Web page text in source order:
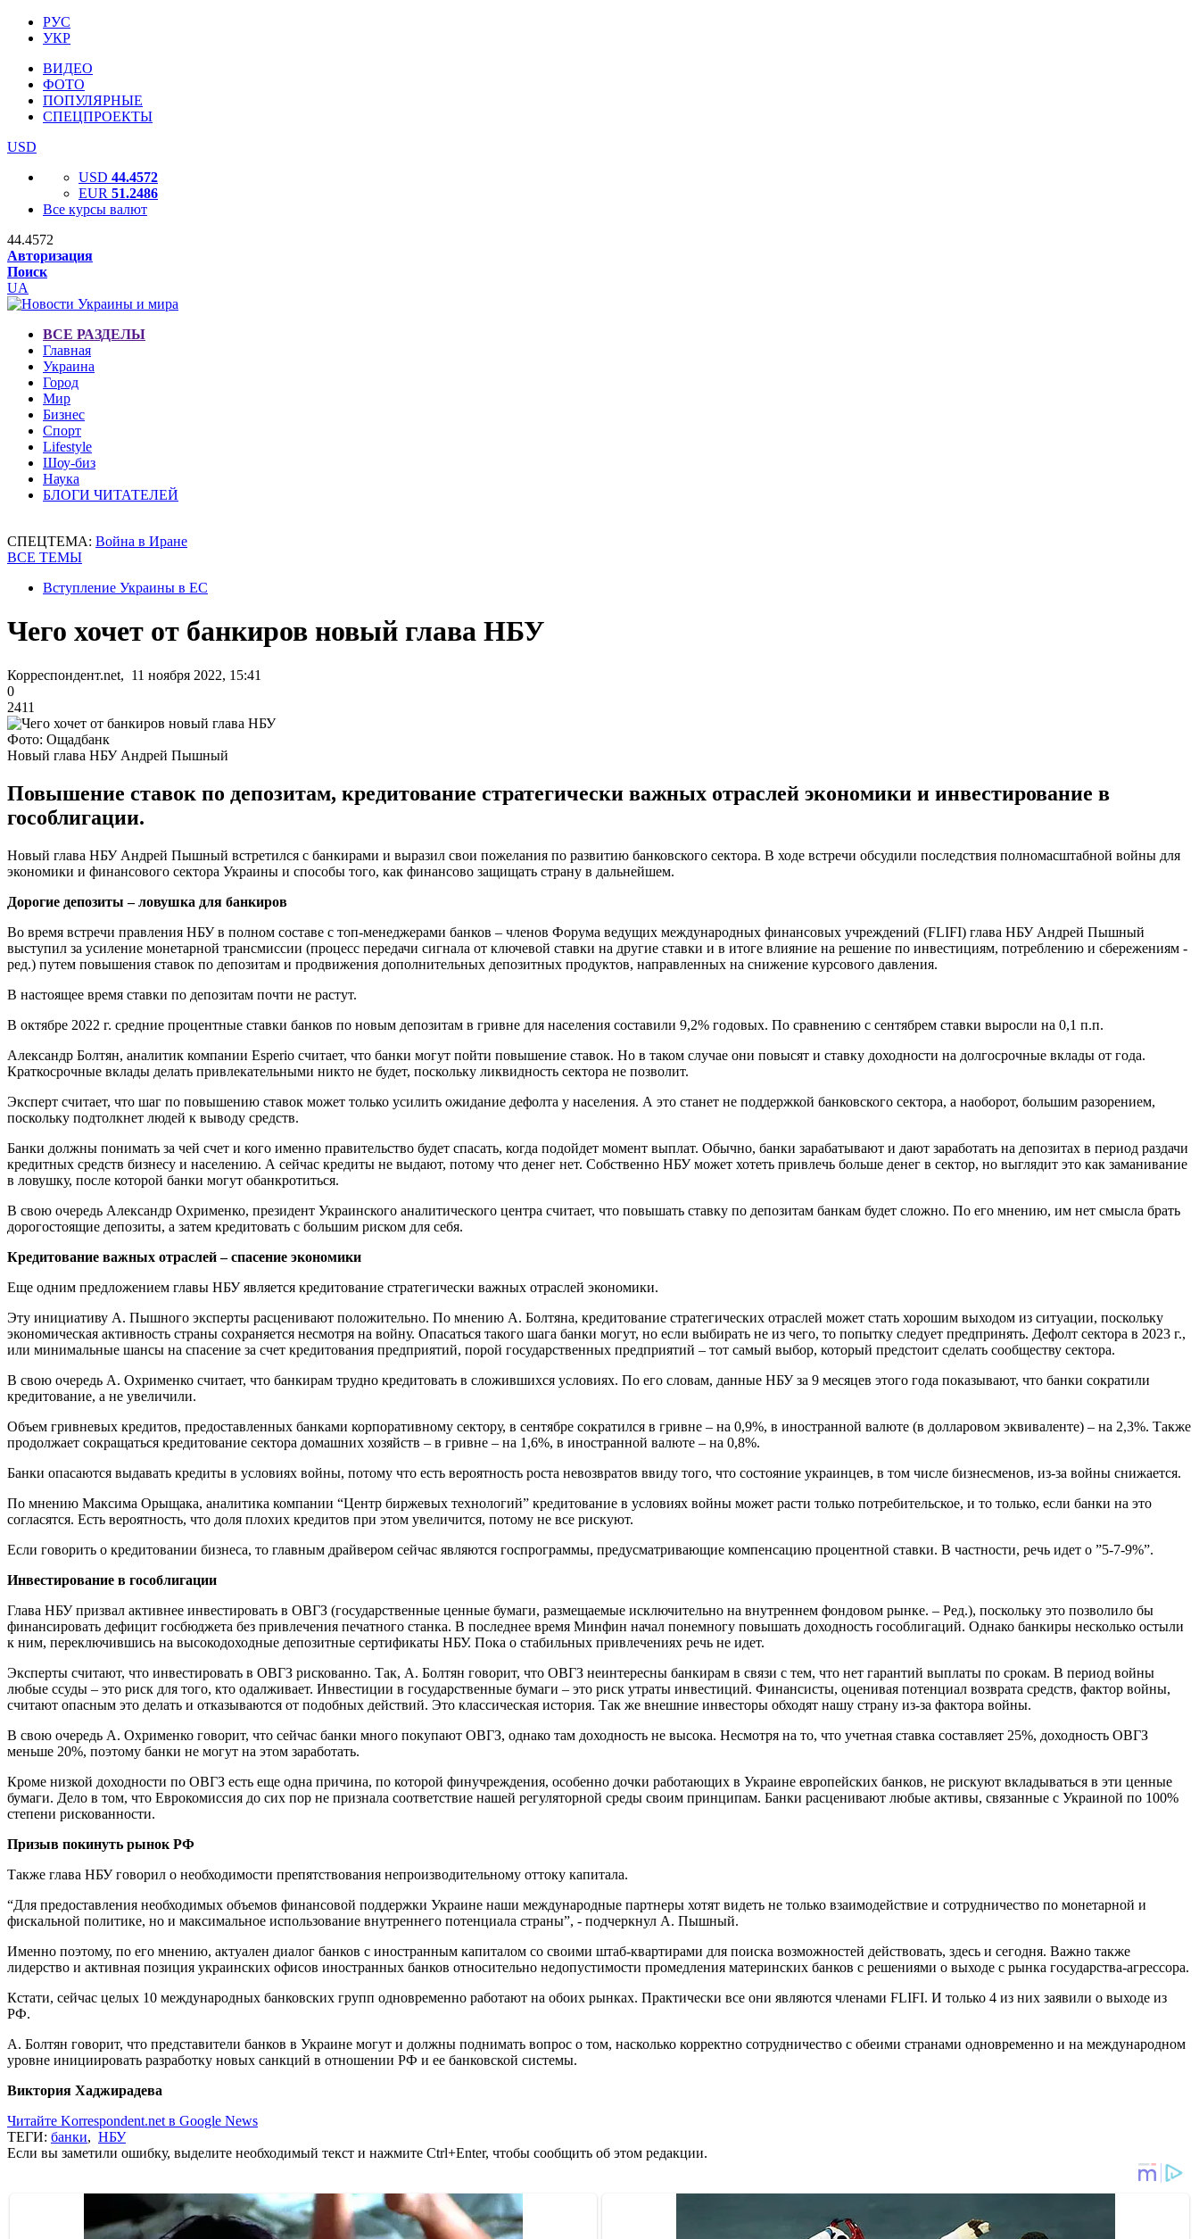
РУС
УКР
ВИДЕО
ФОТО
ПОПУЛЯРНЫЕ
СПЕЦПРОЕКТЫ
USD
USD 44.4572
EUR 51.2486
Все курсы валют
44.4572
Авторизация
Поиск
UA
ВСЕ РАЗДЕЛЫ
Главная
Украина
Город
Мир
Бизнес
Спорт
Lifestyle
Шоу-биз
Наука
БЛОГИ ЧИТАТЕЛЕЙ
СПЕЦТЕМА: Война в Иране
ВСЕ ТЕМЫ
Вступление Украины в ЕС
Чего хочет от банкиров новый глава НБУ
Корреспондент.net, 11 ноября 2022, 15:41
0
2411
Фото: Ощадбанк
Новый глава НБУ Андрей Пышный
Повышение ставок по депозитам, кредитование стратегически важных отраслей экономики и инвестирование в
гособлигации.
Новый глава НБУ Андрей Пышный встретился с банкирами и выразил свои пожелания по развитию банковского сектора. В ходе встречи обсудили последствия полномасштабной войны для
экономики и финансового сектора Украины и способы того, как финансово защищать страну в дальнейшем.
Дорогие депозиты – ловушка для банкиров
Во время встречи правления НБУ в полном составе с топ-менеджерами банков – членов Форума ведущих международных финансовых учреждений (FLIFI) глава НБУ Андрей Пышный
выступил за усиление монетарной трансмиссии (процесс передачи сигнала от ключевой ставки на другие ставки и в итоге влияние на решение по инвестициям, потреблению и сбережениям -
ред.) путем повышения ставок по депозитам и продвижения дополнительных депозитных продуктов, направленных на снижение курсового давления.
В настоящее время ставки по депозитам почти не растут.
В октябре 2022 г. средние процентные ставки банков по новым депозитам в гривне для населения составили 9,2% годовых. По сравнению с сентябрем ставки выросли на 0,1 п.п.
Александр Болтян, аналитик компании Esperio считает, что банки могут пойти повышение ставок. Но в таком случае они повысят и ставку доходности на долгосрочные вклады от года.
Краткосрочные вклады делать привлекательными никто не будет, поскольку ликвидность сектора не позволит.
Эксперт считает, что шаг по повышению ставок может только усилить ожидание дефолта у населения. А это станет не поддержкой банковского сектора, а наоборот, большим разорением,
поскольку подтолкнет людей к выводу средств.
Банки должны понимать за чей счет и кого именно правительство будет спасать, когда подойдет момент выплат. Обычно, банки зарабатывают и дают заработать на депозитах в период раздачи
кредитных средств бизнесу и населению. А сейчас кредиты не выдают, потому что денег нет. Собственно НБУ может хотеть привлечь больше денег в сектор, но выглядит это как заманивание
в ловушку, после которой банки могут обанкротиться.
В свою очередь Александр Охрименко, президент Украинского аналитического центра считает, что повышать ставку по депозитам банкам будет сложно. По его мнению, им нет смысла брать
дорогостоящие депозиты, а затем кредитовать с большим риском для себя.
Кредитование важных отраслей – спасение экономики
Еще одним предложением главы НБУ является кредитование стратегически важных отраслей экономики.
Эту инициативу А. Пышного эксперты расценивают положительно. По мнению А. Болтяна, кредитование стратегических отраслей может стать хорошим выходом из ситуации, поскольку
экономическая активность страны сохраняется несмотря на войну. Опасаться такого шага банки могут, но если выбирать не из чего, то попытку следует предпринять. Дефолт сектора в 2023 г.,
или минимальные шансы на спасение за счет кредитования предприятий, порой государственных предприятий – тот самый выбор, который предстоит сделать сообществу сектора.
В свою очередь А. Охрименко считает, что банкирам трудно кредитовать в сложившихся условиях. По его словам, данные НБУ за 9 месяцев этого года показывают, что банки сократили
кредитование, а не увеличили.
Объем гривневых кредитов, предоставленных банками корпоративному сектору, в сентябре сократился в гривне – на 0,9%, в иностранной валюте (в долларовом эквиваленте) – на 2,3%. Также
продолжает сокращаться кредитование сектора домашних хозяйств – в гривне – на 1,6%, в иностранной валюте – на 0,8%.
Банки опасаются выдавать кредиты в условиях войны, потому что есть вероятность роста невозвратов ввиду того, что состояние украинцев, в том числе бизнесменов, из-за войны снижается.
По мнению Максима Орыщака, аналитика компании “Центр биржевых технологий” кредитование в условиях войны может расти только потребительское, и то только, если банки на это
согласятся. Есть вероятность, что доля плохих кредитов при этом увеличится, потому не все рискуют.
Если говорить о кредитовании бизнеса, то главным драйвером сейчас являются госпрограммы, предусматривающие компенсацию процентной ставки. В частности, речь идет о ”5-7-9%”.
Инвестирование в гособлигации
Глава НБУ призвал активнее инвестировать в ОВГЗ (государственные ценные бумаги, размещаемые исключительно на внутреннем фондовом рынке. – Ред.), поскольку это позволило бы
финансировать дефицит госбюджета без привлечения печатного станка. В последнее время Минфин начал понемногу повышать доходность гособлигаций. Однако банкиры несколько остыли
к ним, переключившись на высокодоходные депозитные сертификаты НБУ. Пока о стабильных привлечениях речь не идет.
Эксперты считают, что инвестировать в ОВГЗ рискованно. Так, А. Болтян говорит, что ОВГЗ неинтересны банкирам в связи с тем, что нет гарантий выплаты по срокам. В период войны
любые ссуды – это риск для того, кто одалживает. Инвестиции в государственные бумаги – это риск утраты инвестиций. Финансисты, оценивая потенциал возврата средств, фактор войны,
считают опасным это делать и отказываются от подобных действий. Это классическая история. Так же внешние инвесторы обходят нашу страну из-за фактора войны.
В свою очередь А. Охрименко говорит, что сейчас банки много покупают ОВГЗ, однако там доходность не высока. Несмотря на то, что учетная ставка составляет 25%, доходность ОВГЗ
меньше 20%, поэтому банки не могут на этом заработать.
Кроме низкой доходности по ОВГЗ есть еще одна причина, по которой финучреждения, особенно дочки работающих в Украине европейских банков, не рискуют вкладываться в эти ценные
бумаги. Дело в том, что Еврокомиссия до сих пор не признала соответствие нашей регуляторной среды своим принципам. Банки расценивают любые активы, связанные с Украиной по 100%
степени рискованности.
Призыв покинуть рынок РФ
Также глава НБУ говорил о необходимости препятствования непроизводительному оттоку капитала.
“Для предоставления необходимых объемов финансовой поддержки Украине наши международные партнеры хотят видеть не только взаимодействие и сотрудничество по монетарной и
фискальной политике, но и максимальное использование внутреннего потенциала страны”, - подчеркнул А. Пышный.
Именно поэтому, по его мнению, актуален диалог банков с иностранным капиталом со своими штаб-квартирами для поиска возможностей действовать, здесь и сегодня. Важно также
лидерство и активная позиция украинских офисов иностранных банков относительно недопустимости промедления материнских банков с решениями о выходе с рынка государства-агрессора.
Кстати, сейчас целых 10 международных банковских групп одновременно работают на обоих рынках. Практически все они являются членами FLIFI. И только 4 из них заявили о выходе из
РФ.
А. Болтян говорит, что представители банков в Украине могут и должны поднимать вопрос о том, насколько корректно сотрудничество с обеими странами одновременно и на международном
уровне инициировать разработку новых санкций в отношении РФ и ее банковской системы.
Виктория Хаджирадева
Читайте Korrespondent.net в Google News
ТЕГИ: банки, НБУ
Если вы заметили ошибку, выделите необходимый текст и нажмите Ctrl+Enter, чтобы сообщить об этом редакции.